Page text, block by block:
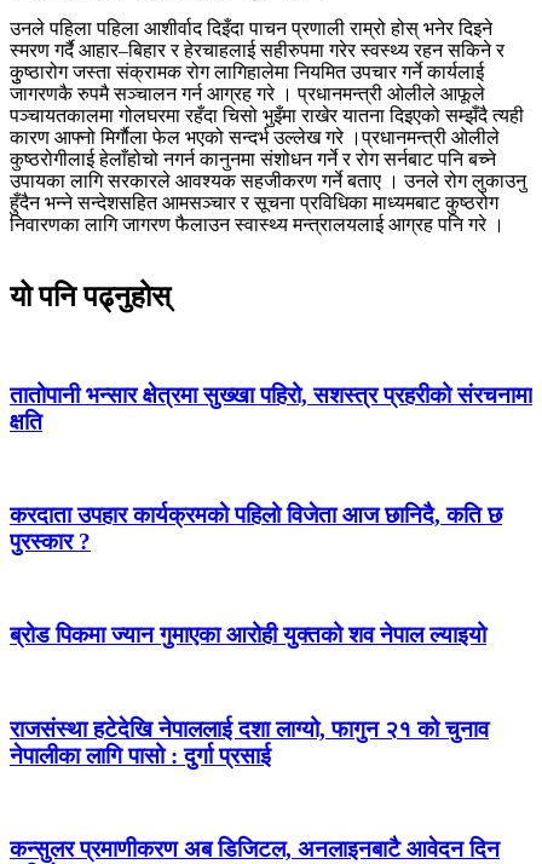
उनले पहिला पहिला आशीर्वाद दिइँदा पाचन प्रणाली राम्रो होस् भनेर दिइने
स्मरण गर्दै आहार–बिहार र हेरचाहलाई सहीरुपमा गरेर स्वस्थ्य रहन सकिने र
कुुष्ठारोग जस्ता संक्रामक रोग लागिहालेमा नियमित उपचार गर्ने कार्यलाई
जागरणकै रुपमै सञ्चालन गर्न आग्रह गरे । प्रधानमन्त्री ओलीले आफूले
पञ्चायतकालमा गोलघरमा रहँदा चिसो भुइँमा राखेर यातना दिइएको सम्झँदै त्यही
कारण आफ्नो मिर्गाैला फेल भएको सन्दर्भ उल्लेख गरे ।प्रधानमन्त्री ओलीले
कुष्ठरोगीलाई हेलाँहोचो नगर्न कानुनमा संशोधन गर्ने र रोग सर्नबाट पनि बच्ने
उपायका लागि सरकारले आवश्यक सहजीकरण गर्ने बताए । उनले रोग लुकाउनु
हुँदैन भन्ने सन्देशसहित आमसञ्चार र सूचना प्रविधिका माध्यमबाट कुष्ठरोग
निवारणका लागि जागरण फैलाउन स्वास्थ्य मन्त्रालयलाई आग्रह पनि गरे ।
यो पनि पढ्नुहोस्
तातोपानी भन्सार क्षेत्रमा सुख्खा पहिरो, सशस्त्र प्रहरीको संरचनामा
क्षति
करदाता उपहार कार्यक्रमको पहिलो विजेता आज छानिदै, कति छ
पुरस्कार ?
ब्रोड पिकमा ज्यान गुमाएका आरोही युक्तको शव नेपाल ल्याइयो
राजसंस्था हटेदेखि नेपाललाई दशा लाग्यो, फागुन २१ को चुनाव
नेपालीका लागि पासो : दुर्गा प्रसाई
कन्सुलर प्रमाणीकरण अब डिजिटल, अनलाइनबाटै आवेदन दिन